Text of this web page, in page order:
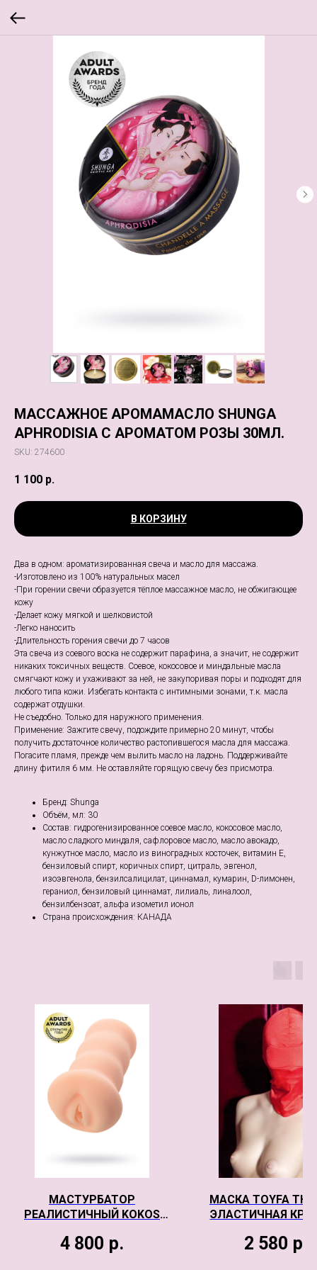
МАССАЖНОЕ АРОМАМАСЛО SHUNGA
APHRODISIA C АРОМАТОМ РОЗЫ 30МЛ.
SKU: 274600
1 100 р.
В КОРЗИНУ
Два в одном: ароматизированная свеча и масло для массажа.
-Изготовлено из 100% натуральных масел
-При горении свечи образуется тёплое массажное масло, не обжигающее
кожу
-Делает кожу мягкой и шелковистой
-Легко наносить
-Длительность горения свечи до 7 часов
Эта свеча из соевого воска не содержит парафина, а значит, не содержит
никаких токсичных веществ. Соевое, кокосовое и миндальные масла
смягчают кожу и ухаживают за ней, не закупоривая поры и подходят для
любого типа кожи. Избегать контакта с интимными зонами, т.к. масла
содержат отдушки.
Не съедобно. Только для наружного применения.
Применение: Зажгите свечу, подождите примерно 20 минут, чтобы
получить достаточное количество растопившегося масла для массажа.
Погасите пламя, прежде чем вылить масло на ладонь. Поддерживайте
длину фитиля 6 мм. Не оставляйте горящую свечу без присмотра.
Бренд: Shunga
Объём, мл: 30
Состав: гидрогенизированное соевое масло, кокосовое масло,
масло сладкого миндаля, сафлоровое масло, масло авокадо,
кунжутное масло, масло из виноградных косточек, витамин Е,
бензиловый спирт, коричных спирт, цитраль, эвгенол,
изоэвгенола, бензилсалицилат, циннамал, кумарин, D-лимонен,
гераниол, бензиловый циннамат, лилиаль, линалоол,
бензилбензоат, альфа изометил ионол
Страна происхождения: КАНАДА
МАСТУРБАТОР
РЕАЛИСТИЧНЫЙ KOKOS
ТЕЛЕСНЫЙ, 18 СМ
4 800 р.
МАСКА TOYFA
ЭЛАСТИЧНАЯ
2 580 р.